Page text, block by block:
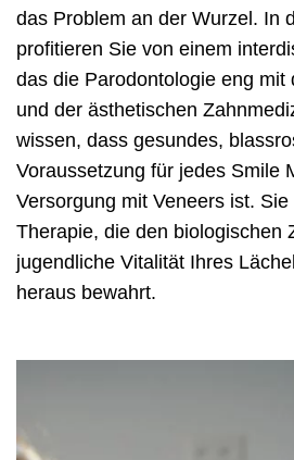
das Problem an der Wurzel. In
profitieren Sie von einem
das die Parodontologie eng mit
und der ästhetischen
wissen, dass gesundes,
Voraussetzung für jedes Smile
Versorgung mit Veneers ist.
Therapie, die den biologischen
jugendliche Vitalität Ihres
heraus bewahrt.